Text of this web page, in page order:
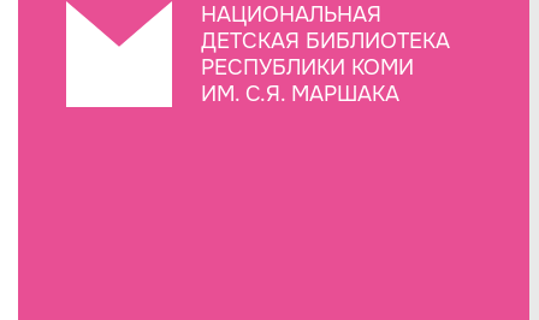
НАЦИОНАЛЬНАЯ
ДЕТСКАЯ БИБЛИОТЕКА
РЕСПУБЛИКИ КОМИ
ИМ. С.Я. МАРШАКА